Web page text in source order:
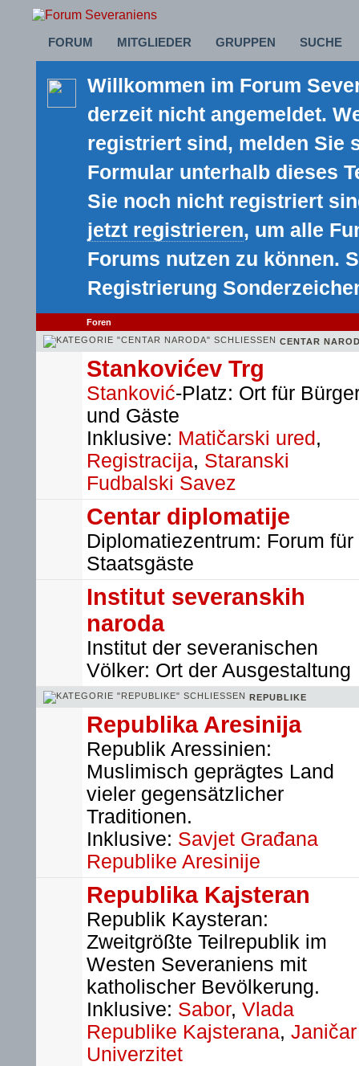
FORUM MITGLIEDER GRUPPEN SUCHE
Willkommen im Forum
derzeit nicht angemeldet.
registriert sind, melden Sie
Formular unterhalb dieses
Sie noch nicht registriert
jetzt registrieren, um alle
Forums nutzen zu können.
Registrierung
Foren
CENTAR
Stankovićev Trg
Stanković-Platz: Ort für
und Gäste
Inklusive: Matičarski ured ,
Registracija, Staranski
Fudbalski Savez
Centar diplomatije
Diplomatiezentrum: Forum für
Staatsgäste
Institut severanskih
naroda
Institut der severanischen
Völker: Ort der Ausgestaltung
REPUBLIKE
Republika Aresinija
Republik Aressinien:
Muslimisch geprägtes Land
vieler gegensätzlicher
Traditionen.
Inklusive: Savjet Građana
Republike Aresinije
Republika Kajsteran
Republik Kaysteran:
Zweitgrößte Teilrepublik im
Westen Severaniens mit
katholischer Bevölkerung.
Inklusive: Sabor, Vlada
Republike Kajsterana, Janičar
Univerzitet